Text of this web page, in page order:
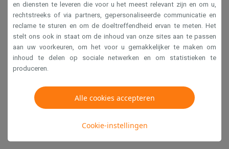
en diensten te leveren die voor u het meest relevant zijn en om u,
rechtstreeks of via partners, gepersonaliseerde communicatie en
reclame te sturen en om de doeltreffendheid ervan te meten. Het
stelt ons ook in staat om de inhoud van onze sites aan te passen
aan uw voorkeuren, om het voor u gemakkelijker te maken om
inhoud te delen op sociale netwerken en om statistieken te
produceren.
Alle cookies accepteren
Cookie-instellingen